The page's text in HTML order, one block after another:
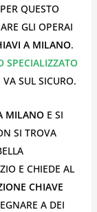
QUESTO
GLI OPERAI
A MILANO.
SPECIALIZZATO
SUL SICURO.
MILANOE SI
SI TROVA
E CHIEDE AL
CHIAVE
A DEI